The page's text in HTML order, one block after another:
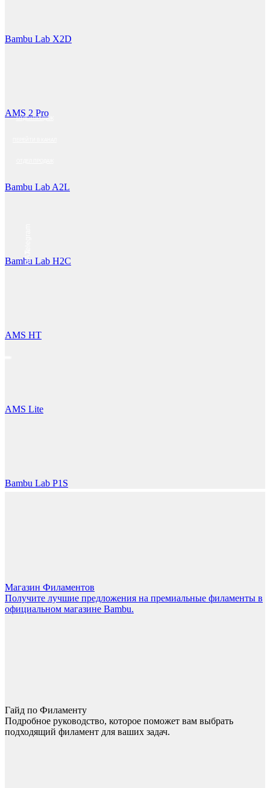
ОТДЕЛ ПРОДАЖ
MAX
Bambu Lab X2D
AMS 2 Pro
Bambu Lab A2L
Bambu Lab H2C
AMS HT
AMS Lite
Bambu Lab P1S
Магазин Филаментов
Получите лучшие предложения на премиальные филаменты в
официальном магазине Bambu.
Гайд по Филаменту
Подробное руководство, которое поможет вам выбрать
подходящий филамент для ваших задач.